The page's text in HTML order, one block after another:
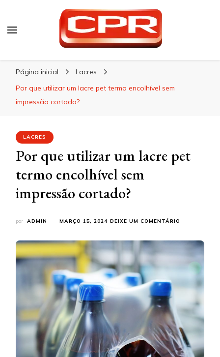
Página inicial
Lacres
Por que utilizar um lacre pet termo encolhível sem
impressão cortado?
LACRES
Por que utilizar um lacre pet
termo encolhível sem
impressão cortado?
por ADMIN MARÇO 15, 2024 DEIXE UM COMENTÁRIO
UTILIZAR
UM
LACRE
ENCOLHÍVEL
IMPRESSÃO
CORTADO?